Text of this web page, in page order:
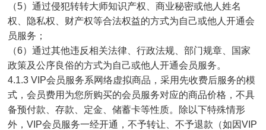
（5）通过侵犯转转大师知识产权、商业秘密或他人姓名
权、隐私权、财产权等合法权益的方式为自己或他人开通会
员服务；
（6）通过其他违反相关法律、行政法规、部门规章、国家
政策及公序良俗的方式为自己或他人开通会员服务。
4.1.3 VIP会员服务系网络虚拟商品，采用先收费后服务的模
式，会员费用为您所购买的会员服务对应的商品价格，不具
备预付款、存款、定金、储蓄卡等性质。除以下特殊情形
外，VIP会员服务一经开通，不予转让、不予退款（如因VIP